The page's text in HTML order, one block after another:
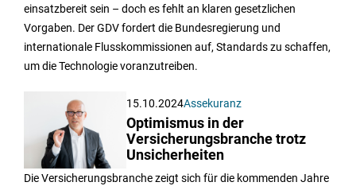
einsatzbereit sein – doch es fehlt an klaren gesetzlichen
Vorgaben. Der GDV fordert die Bundesregierung und
internationale Flusskommissionen auf, Standards zu schaffen,
um die Technologie voranzutreiben.
15.10.2024Assekuranz
Optimismus in der
Versicherungsbranche trotz
Unsicherheiten
Die Versicherungsbranche zeigt sich für die kommenden Jahre